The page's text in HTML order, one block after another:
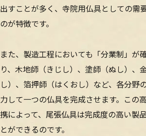
出すことが多く、寺院用仏具としての需
のが特徴です。
また、製造工程においても「分業制」が
り、木地師（きじし）、塗師（ぬし）、
し）、箔押師（はくおし）など、各分野
力して一つの仏具を完成させます。この
携によって、尾張仏具は完成度の高い製
とができるのです。